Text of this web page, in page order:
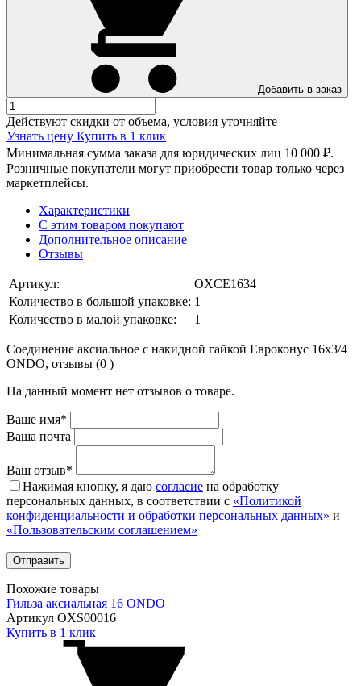
Добавить в заказ
Действуют скидки от объема, условия уточняйте
Узнать цену Купить в 1 клик
Минимальная сумма заказа для юридических лиц 10 000 ₽.
Розничные покупатели могут приобрести товар только через
маркетплейсы.
Характеристики
С этим товаром покупают
Дополнительное описание
Отзывы
Артикул:
OXCE1634
Количество в большой упаковке: 1
Количество в малой упаковке:
1
Соединение аксиальное с накидной гайкой Евроконус 16х3/4
ONDO, отзывы (0 )
На данный момент нет отзывов о товаре.
Ваше имя*
Ваша почта
Ваш отзыв*
Нажимая кнопку, я даю согласие на обработку
персональных данных, в соответствии с «Политикой
конфиденциальности и обработки персональных данных» и
«Пользовательским соглашением»
Похожие товары
Гильза аксиальная 16 ONDO
Артикул OXS00016
Купить в 1 клик